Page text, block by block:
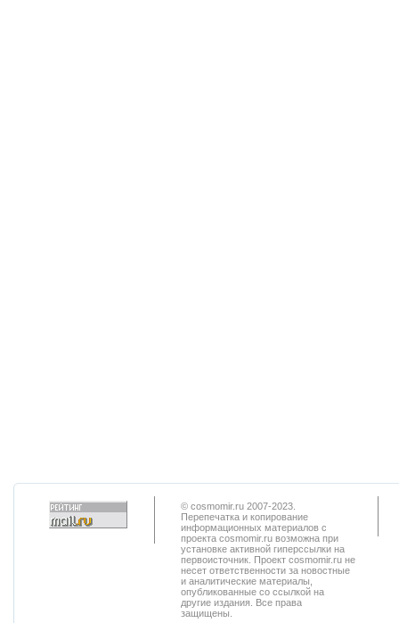
© cosmomir.ru 2007-2023.
Перепечатка и копирование
информационных материалов с
проекта cosmomir.ru возможна при
установке активной гиперссылки на
первоисточник. Проект cosmomir.ru не
несет ответственности за новостные
и аналитические материалы,
опубликованные со ссылкой на
другие издания. Все права
защищены.